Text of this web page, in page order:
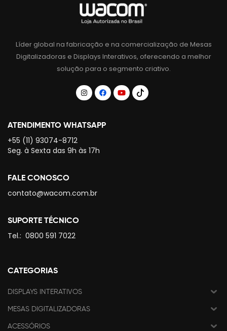
Líder global na fabricação e na comercialização de Mesas
Digitalizadoras e Displays Interativos, oferecendo a melhor
solução para o segmento criativo.
ATENDIMENTO WHATSAPP
+55 (11) 93074-8712
Seg. à Sexta das 9h às 17h
FALE CONOSCO
contato@wacom.com.br
SUPORTE TÉCNICO
Tel.: 0800 591 7022
CATEGORIAS
DISPLAYS INTERATIVOS
MESAS DIGITALIZADORAS
ACESSÓRIOS